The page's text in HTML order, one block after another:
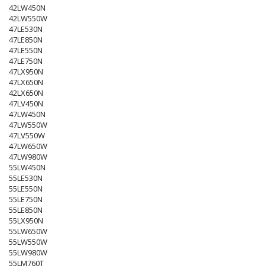
42LW450N
42LW550W
47LE530N
47LE850N
47LE550N
47LE750N
47LX950N
47LX650N
42LX650N
47LV450N
47LW450N
47LW550W
47LV550W
47LW650W
47LW980W
55LW450N
55LE530N
55LE550N
55LE750N
55LE850N
55LX950N
55LW650W
55LW550W
55LW980W
55LM760T